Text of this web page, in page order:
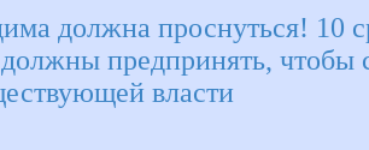
должна проснуться! 10
предпринять, чтобы
власти